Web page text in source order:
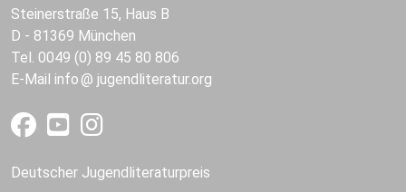
Steinerstraße 15, Haus B
D - 81369 München
Tel. 0049 (0) 89 45 80 806
E-Mail info jugendliteratur.org
Deutscher Jugendliteraturpreis